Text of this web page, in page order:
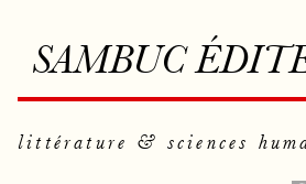
SAMBUC
littérature & sciences